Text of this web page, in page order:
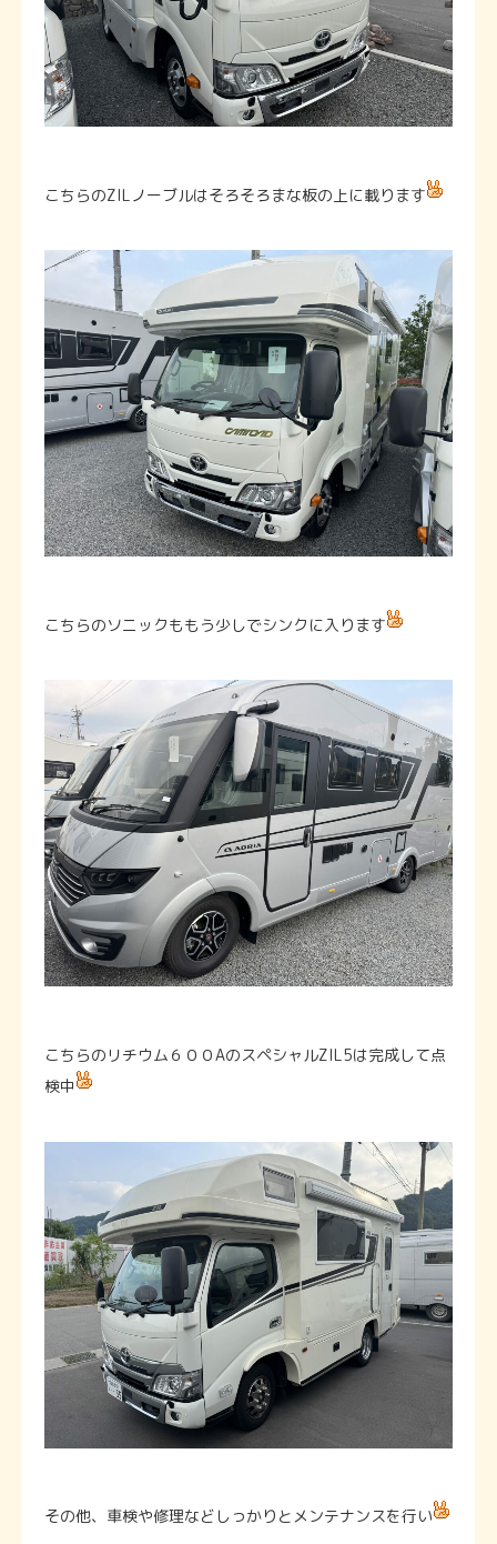
こちらのZILノーブルはそろそろまな板の上に載ります
こちらのソニックももう少しでシンクに入ります
こちらのリチウム６００AのスペシャルZIL5は完成して点
検中
その他、車検や修理などしっかりとメンテナンスを行い